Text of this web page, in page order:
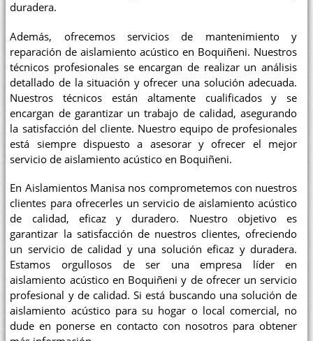
duradera.
Además, ofrecemos servicios de mantenimiento y
reparación de aislamiento acústico en Boquiñeni. Nuestros
técnicos profesionales se encargan de realizar un análisis
detallado de la situación y ofrecer una solución adecuada.
Nuestros técnicos están altamente cualificados y se
encargan de garantizar un trabajo de calidad, asegurando
la satisfacción del cliente. Nuestro equipo de profesionales
está siempre dispuesto a asesorar y ofrecer el mejor
servicio de aislamiento acústico en Boquiñeni.
En Aislamientos Manisa nos comprometemos con nuestros
clientes para ofrecerles un servicio de aislamiento acústico
de calidad, eficaz y duradero. Nuestro objetivo es
garantizar la satisfacción de nuestros clientes, ofreciendo
un servicio de calidad y una solución eficaz y duradera.
Estamos orgullosos de ser una empresa líder en
aislamiento acústico en Boquiñeni y de ofrecer un servicio
profesional y de calidad. Si está buscando una solución de
aislamiento acústico para su hogar o local comercial, no
dude en ponerse en contacto con nosotros para obtener